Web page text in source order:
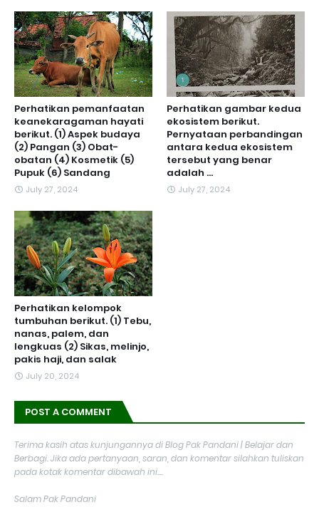
Perhatikan pemanfaatan
keanekaragaman hayati
berikut. (1) Aspek budaya
(2) Pangan (3) Obat-
obatan (4) Kosmetik (5)
Pupuk (6) Sandang
July 27, 2024
Perhatikan gambar kedua
ekosistem berikut.
Pernyataan perbandingan
antara kedua ekosistem
tersebut yang benar
adalah ...
July 27, 2024
Perhatikan kelompok
tumbuhan berikut. (1) Tebu,
nanas, palem, dan
lengkuas (2) Sikas, melinjo,
pakis haji, dan salak
July 20, 2024
POST A COMMENT
Terima kasih atas kunjungannya di Blog Pak Pandani | Belajar dan
Berbagi. Jika ada pertanyaan, saran, dan komentar silahkan tuliskan
pada kotak komentar dibawah ini....
Salam Pak Pandani